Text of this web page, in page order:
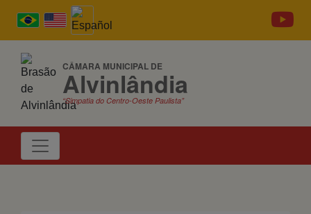
CÂMARA MUNICIPAL DE
Alvinlândia
“Simpatia do Centro-Oeste Paulista”